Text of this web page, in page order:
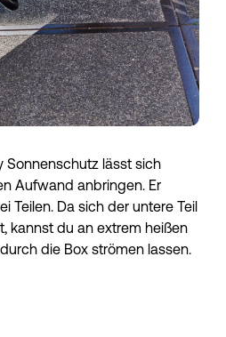
Sonnenschutz lässt sich
Aufwand anbringen. Er
Teilen. Da sich der untere Teil
kannst du an extrem heißen
die Box strömen lassen.